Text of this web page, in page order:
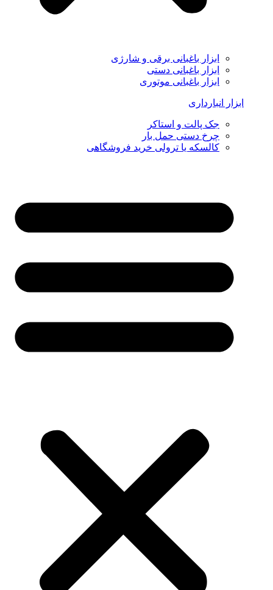
ابزار باغبانی برقی و شارژی
ابزار باغبانی دستی
ابزار باغبانی موتوری
ابزار انبارداری
جک پالت و استاکر
چرخ دستی حمل بار
کالسکه یا ترولی خرید فروشگاهی